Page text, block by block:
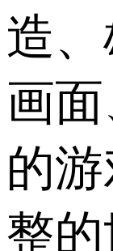
造
画
的
整的